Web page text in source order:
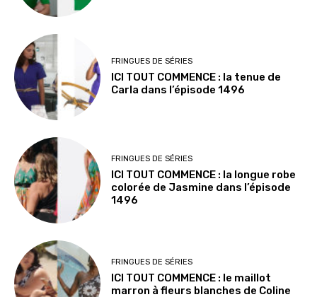
FRINGUES DE SÉRIES
ICI TOUT COMMENCE : la tenue de
Carla dans l’épisode 1496
FRINGUES DE SÉRIES
ICI TOUT COMMENCE : la longue robe
colorée de Jasmine dans l’épisode
1496
FRINGUES DE SÉRIES
ICI TOUT COMMENCE : le maillot
marron à fleurs blanches de Coline